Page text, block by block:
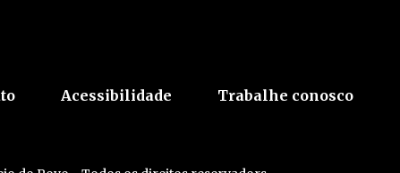
Acessibilidade Trabalhe conosco